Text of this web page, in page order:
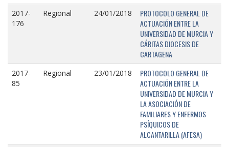
2017-
176
Regional 24/01/2018
PROTOCOLO GENERAL DE
ACTUACIÓN ENTRE LA
UNIVERSIDAD DE MURCIA Y
CÁRITAS DIOCESIS DE
CARTAGENA
2017-
85
Regional 23/01/2018
PROTOCOLO GENERAL DE
ACTUACIÓN ENTRE LA
UNIVERSIDAD DE MURCIA Y
LA ASOCIACIÓN DE
FAMILIARES Y ENFERMOS
PSÍQUICOS DE
ALCANTARILLA (AFESA)